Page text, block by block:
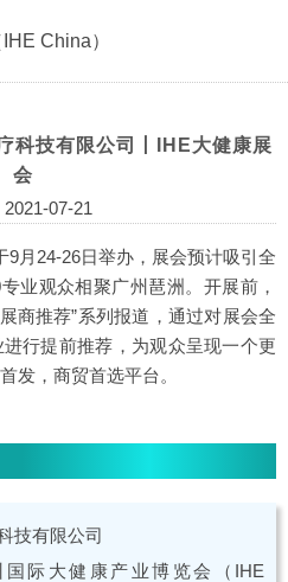
China）
科技有限公司丨IHE大健康展
会
2021-07-21
9月24-26日举办，展会预计吸引全
业观众相聚广州琶洲。开展前，
商推荐”系列报道，通过对展会全
行提前推荐，为观众呈现一个更
发，商贸首选平台。
技有限公司
国际大健康产业博览会（IHE